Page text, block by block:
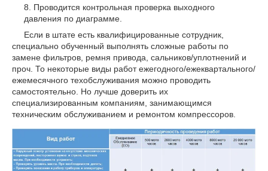
Проводится контрольная проверка выходного
давления по диаграмме.
Если в штате есть квалифицированные сотрудник,
специально обученный выполнять сложные работы по
замене фильтров, ремня привода, сальников/уплотнений и
проч. То некоторые виды работ ежегодного/ежеквартального/
ежемесячного техобслуживания можно проводить
самостоятельно. Но лучше доверить их
специализированным компаниям, занимающимся
техническим обслуживанием и ремонтом компрессоров.